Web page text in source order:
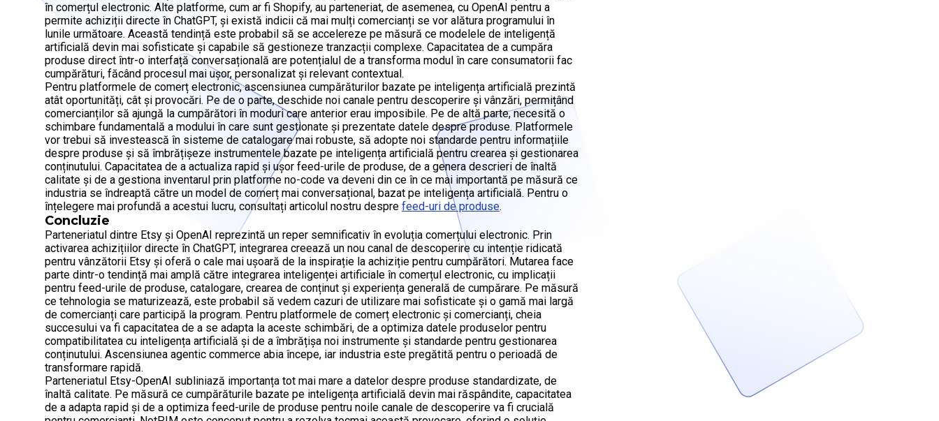
în comerțul electronic. Alte platforme, cum ar fi Shopify, au parteneriat, de asemenea, cu OpenAI pentru a
permite achiziții directe în ChatGPT, și există indicii că mai mulți comercianți se vor alătura programului în
lunile următoare. Această tendință este probabil să se accelereze pe măsură ce modelele de inteligență
artificială devin mai sofisticate și capabile să gestioneze tranzacții complexe. Capacitatea de a cumpăra
produse direct într-o interfață conversațională are potențialul de a transforma modul în care consumatorii fac
cumpărături, făcând procesul mai ușor, personalizat și relevant contextual.
Pentru platformele de comerț electronic, ascensiunea cumpărăturilor bazate pe inteligența artificială prezintă
atât oportunități, cât și provocări. Pe de o parte, deschide noi canale pentru descoperire și vânzări, permițând
comercianților să ajungă la cumpărători în moduri care anterior erau imposibile. Pe de altă parte, necesită o
schimbare fundamentală a modului în care sunt gestionate și prezentate datele despre produse. Platformele
vor trebui să investească în sisteme de catalogare mai robuste, să adopte noi standarde pentru informațiile
despre produse și să îmbrățișeze instrumentele bazate pe inteligența artificială pentru crearea și gestionarea
conținutului. Capacitatea de a actualiza rapid și ușor feed-urile de produse, de a genera descrieri de înaltă
calitate și de a gestiona inventarul prin platforme no-code va deveni din ce în ce mai importantă pe măsură ce
industria se îndreaptă către un model de comerț mai conversațional, bazat pe inteligența artificială. Pentru o
înțelegere mai profundă a acestui lucru, consultați articolul nostru despre feed-uri de produse.
Concluzie
Parteneriatul dintre Etsy și OpenAI reprezintă un reper semnificativ în evoluția comerțului electronic. Prin
activarea achizițiilor directe în ChatGPT, integrarea creează un nou canal de descoperire cu intenție ridicată
pentru vânzătorii Etsy și oferă o cale mai ușoară de la inspirație la achiziție pentru cumpărători. Mutarea face
parte dintr-o tendință mai amplă către integrarea inteligenței artificiale în comerțul electronic, cu implicații
pentru feed-urile de produse, catalogare, crearea de conținut și experiența generală de cumpărare. Pe măsură
ce tehnologia se maturizează, este probabil să vedem cazuri de utilizare mai sofisticate și o gamă mai largă
de comercianți care participă la program. Pentru platformele de comerț electronic și comercianți, cheia
succesului va fi capacitatea de a se adapta la aceste schimbări, de a optimiza datele produselor pentru
compatibilitatea cu inteligența artificială și de a îmbrățișa noi instrumente și standarde pentru gestionarea
conținutului. Ascensiunea agentic commerce abia începe, iar industria este pregătită pentru o perioadă de
transformare rapidă.
Parteneriatul Etsy-OpenAI subliniază importanța tot mai mare a datelor despre produse standardizate, de
înaltă calitate. Pe măsură ce cumpărăturile bazate pe inteligența artificială devin mai răspândite, capacitatea
de a adapta rapid și de a optimiza feed-urile de produse pentru noile canale de descoperire va fi crucială